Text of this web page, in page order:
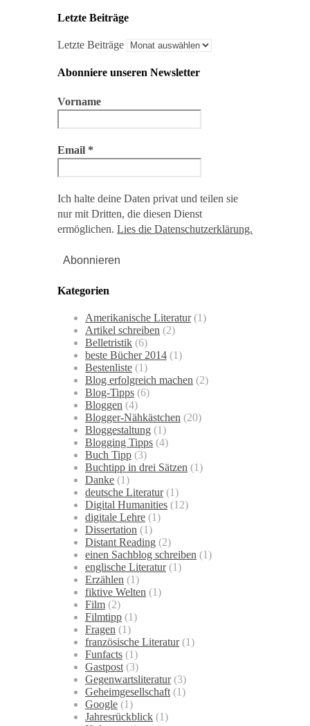
Letzte Beiträge
Letzte Beiträge
Abonniere unseren Newsletter
Vorname
Email *
Ich halte deine Daten privat und teilen sie
nur mit Dritten, die diesen Dienst
ermöglichen. Lies die Datenschutzerklärung.
Kategorien
Amerikanische Literatur(1)
Artikel schreiben (2)
Belletristik (6)
beste Bücher 2014 (1)
Bestenliste (1)
Blog erfolgreich machen (2)
Blog-Tipps (6)
Bloggen (4)
Blogger-Nähkästchen (20)
Bloggestaltung (1)
Blogging Tipps (4)
Buch Tipp (3)
Buchtipp in drei Sätzen (1)
Danke (1)
deutsche Literatur(1)
Digital Humanities (12)
digitale Lehre (1)
Dissertation (1)
Distant Reading (2)
einen Sachblog schreiben (1)
englische Literatur(1)
Erzählen (1)
fiktive Welten (1)
Film (2)
Filmtipp (1)
Fragen (1)
französische Literatur(1)
Funfacts (1)
Gastpost (3)
Gegenwartsliteratur(3)
Geheimgesellschaft (1)
Google (1)
Jahresrückblick (1)